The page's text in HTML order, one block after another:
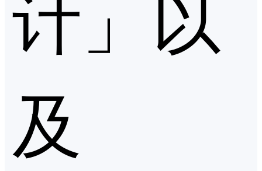
及